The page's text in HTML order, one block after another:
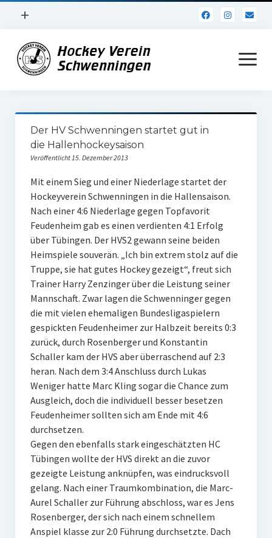
Menü
+
Impressum
Datenschutz
Menü
öffnen
Verein
Daten und Fakten
Online Jubiläum
Vereinsheim
Hockey Shirts
FSJ Stelle
W U16
W U12
M U18
M U12
Internationale Hallenhockeyturnier
Zocker Reloaded
Galerie
Der HV Schwenningen startet gut in
die Hallenhockeysaison
Veröffentlicht 15. Dezember 2013
Mit einem Sieg und einer Niederlage startet der
Hockeyverein Schwenningen in die Hallensaison.
Nach einer 4:6 Niederlage gegen Topfavorit
Feudenheim gab es einen verdienten 4:1 Erfolg
über Tübingen. Der HVS2 gewann seine beiden
Heimspiele souverän. „Ich bin extrem stolz auf die
Truppe, sie hat gutes Hockey gezeigt“, freut sich
Trainer Harry Zenzinger über die Leistung seiner
Mannschaft. Zwar lagen die Schwenninger gegen
die mit vielen ehemaligen Bundesligaspielern
gespickten Feudenheimer zur Halbzeit bereits 0:3
zurück, durch Rosenberger und Konstantin
Schaller kam der HVS aber überraschend auf 2:3
heran. Nach dem 3:4 Anschluss durch Lukas
Weniger hatte Marc Kling sogar die Chance zum
Ausgleich, doch die individuell besser besetzen
Feudenheimer sollten sich am Ende mit 4:6
durchsetzen.
Gegen den ebenfalls stark eingeschätzten HC
Tübingen wollte der HVS direkt an die zuvor
gezeigte Leistung anknüpfen, was eindrucksvoll
gelang. Nach einer Traumkombination, die Marc-
Aurel Schaller zur Führung abschloss, war es Jens
Rosenberger, der sich nach einem schnellem
Anspiel klasse zur 2:0 Führung durchsetzte. Dach